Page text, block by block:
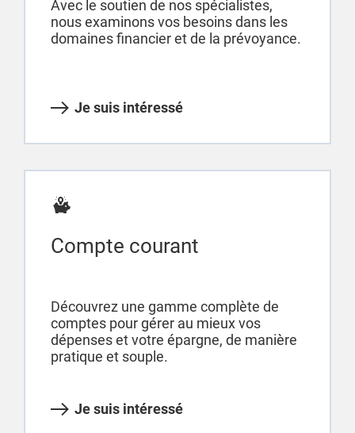
Avec le soutien de nos spécialistes,
nous examinons vos besoins dans les
domaines financier et de la prévoyance.
Je suis intéressé
Compte courant
Découvrez une gamme complète de
comptes pour gérer au mieux vos
dépenses et votre épargne, de manière
pratique et souple.
Je suis intéressé